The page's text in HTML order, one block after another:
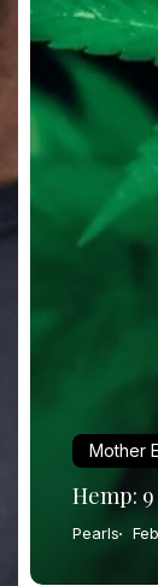
Mother
Hemp:
Pearls